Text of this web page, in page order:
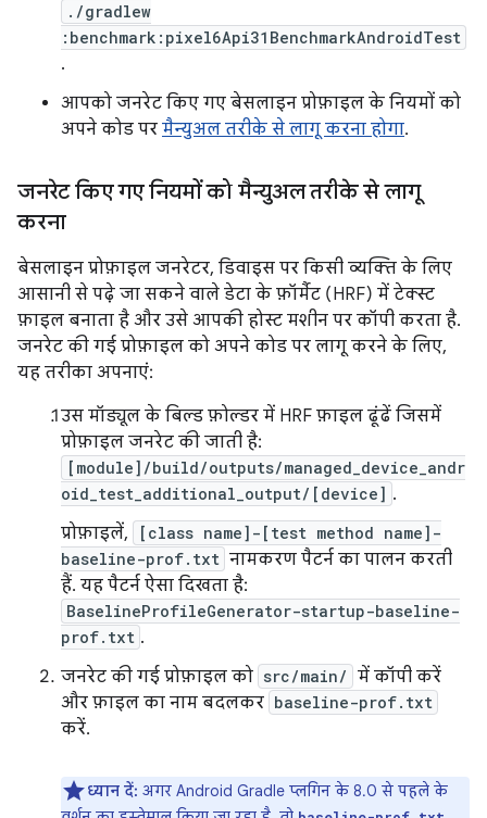
./gradlew
:benchmark:pixel6Api31BenchmarkAndroidTest
.
आपको जनरेट किए गए बेसलाइन प्रोफ़ाइल के नियमों को
अपने कोड पर मैन्युअल तरीके से लागू करना होगा.
जनरेट किए गए नियमों को मैन्युअल तरीके से लागू
करना
बेसलाइन प्रोफ़ाइल जनरेटर, डिवाइस पर किसी व्यक्ति के लिए
आसानी से पढ़े जा सकने वाले डेटा के फ़ॉर्मैट (HRF) में टेक्स्ट
फ़ाइल बनाता है और उसे आपकी होस्ट मशीन पर कॉपी करता है.
जनरेट की गई प्रोफ़ाइल को अपने कोड पर लागू करने के लिए,
यह तरीका अपनाएं:
उस मॉड्यूल के बिल्ड फ़ोल्डर में HRF फ़ाइल ढूंढें जिसमें
प्रोफ़ाइल जनरेट की जाती है:
[module]/build/outputs/managed_device_andr
oid_test_additional_output/[device] .
प्रोफ़ाइलें,
[class name]-[test method name]-
baseline-prof.txt नामकरण पैटर्न का पालन करती
हैं. यह पैटर्न ऐसा दिखता है:
BaselineProfileGenerator-startup-baseline-
prof.txt .
जनरेट की गई प्रोफ़ाइल को src/main/ में कॉपी करें
और फ़ाइल का नाम बदलकर baseline-prof.txt
करें.
ध्यान दें: अगर Android Gradle प्लगिन के 8.0 से पहले के